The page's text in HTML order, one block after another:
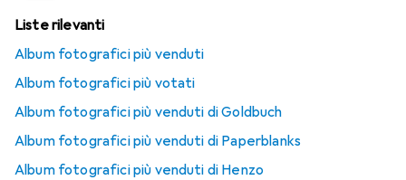
Liste rilevanti
Album fotografici più venduti
Album fotografici più votati
Album fotografici più venduti di Goldbuch
Album fotografici più venduti di Paperblanks
Album fotografici più venduti di Henzo